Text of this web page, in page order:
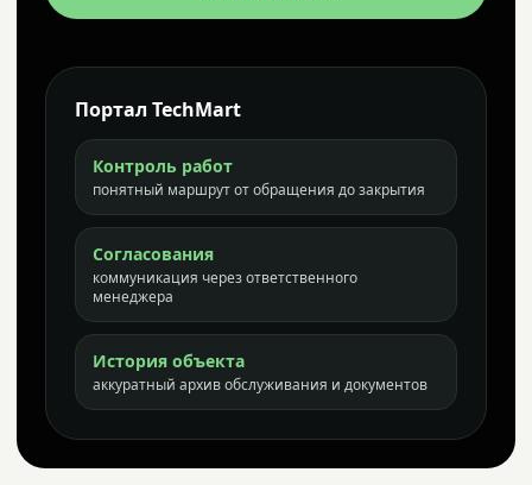
Портал TechMart
Контроль работ
понятный маршрут от обращения до закрытия
Согласования
коммуникация через ответственного
менеджера
История объекта
аккуратный архив обслуживания и документов